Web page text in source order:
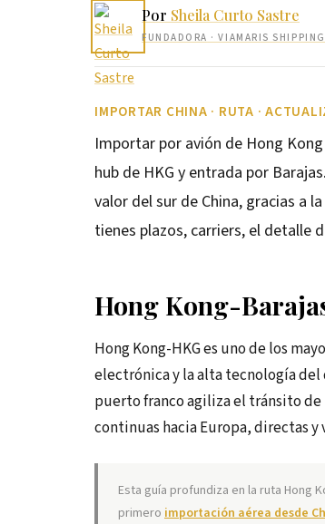
Por Sheila Curto Sastre
FUNDADORA · VIAMARIS SHIPPING
IMPORTAR CHINA · RUTA ·
Importar por avión de Hong
hub de HKG y entrada por
valor del sur de China, gracias a
tienes plazos, carriers, el detalle
Hong Kong-
Hong Kong-HKG es uno de los
electrónica y la alta tecnología del
puerto franco agiliza el tránsito de
continuas hacia Europa, directas y
Esta guía profundiza en la ruta Hong
primero importación aérea desde